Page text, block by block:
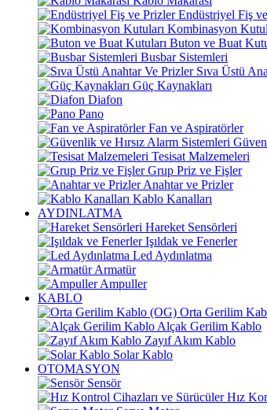
Endüstriyel Fiş
Kombinasyon
Buton ve Buat
Busbar Sistemleri
Sıva Üstü
Güç Kaynakları
Diafon
Pano
Fan ve Aspiratörler
Tesisat Malzemeleri
Grup Priz ve Fişler
Anahtar ve Prizler
Kablo Kanalları
AYDINLATMA
Hareket Sensörleri
Işıldak ve Fenerler
Led Aydınlatma
Armatür
Ampuller
KABLO
Orta Gerilim
Alçak Gerilim Kablo
Zayıf Akım Kablo
Solar Kablo
OTOMASYON
Sensör
Hız